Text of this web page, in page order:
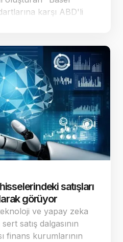
karşı ABD'li
satışları
görüyor
ve yapay zeka
satış dalgasının
finans kurumlarının